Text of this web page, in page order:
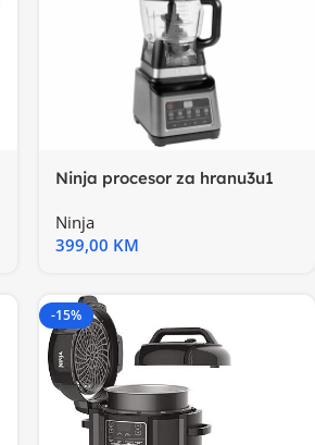
Ninja procesor za hranu3u1
Ninja
399,00 KM
-15%